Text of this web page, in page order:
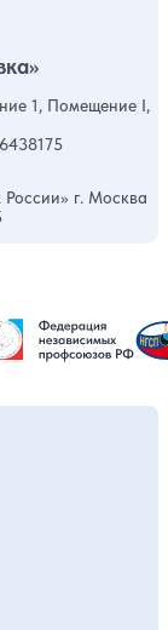
1, Помещение I,
г. Москва